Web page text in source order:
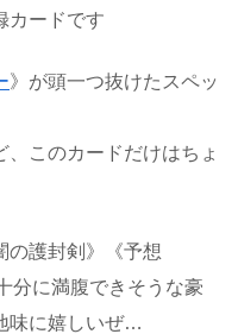
カードです
》が頭一つ抜けたスペッ
このカードだけはちょ
の護封剣》《予想
分に満腹できそうな豪
味に嬉しいぜ…